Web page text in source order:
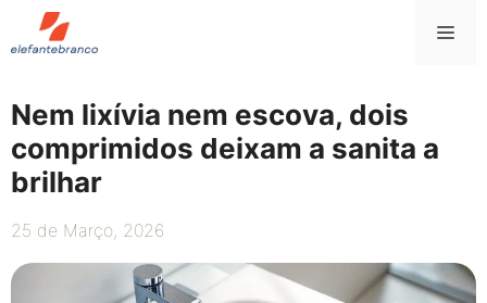
Saltar
para
Nem lixívia nem escova, dois
comprimidos deixam a sanita a
brilhar
25 de Março, 2026